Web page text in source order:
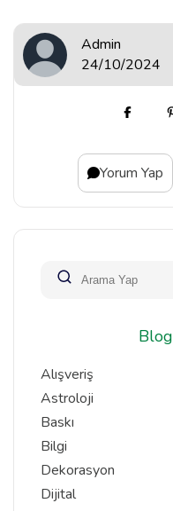
Admin
24/10/2024
Yorum Yap
Alışveriş
Astroloji
Baskı
Bilgi
Dekorasyon
Dijital